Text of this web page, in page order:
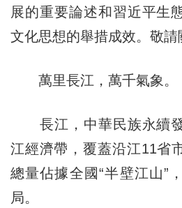
展的重要論述和習近平生
文化思想的舉措成效。敬請
萬里長江，萬千氣象。
長江，中華民族永續發
江經濟帶，覆蓋沿江11省
總量佔據全國“半壁江山”
局。